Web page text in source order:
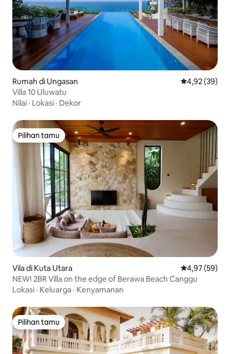
Rumah di Ungasan Nilai rata-rata
4,92 (39)
Villa 10 Uluwatu
Nilai · Lokasi · Dekor
Pilihan tamu
Pilihan tamu
Vila di Kuta Utara Nilai rata-rata
4,97 (59)
NEW! 2BR Villa on the edge of Berawa Beach Canggu
Lokasi · Keluarga · Kenyamanan
Pilihan tamu
Pilihan tamu